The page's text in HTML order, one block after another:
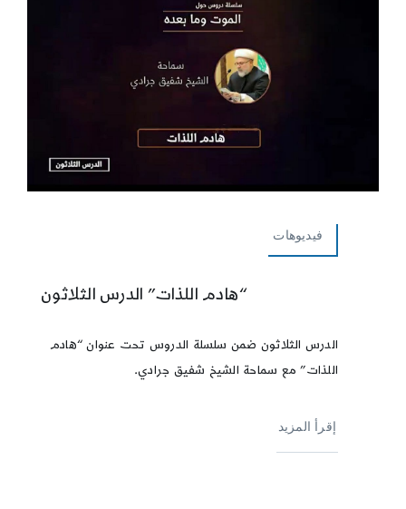
فيديوهات
“هادم اللذات” الدرس الثلاثون
الدرس الثلاثون ضمن سلسلة الدروس تحت عنوان “هادم
اللذات” مع سماحة الشيخ شفيق جرادي.
إقرأ المزيد